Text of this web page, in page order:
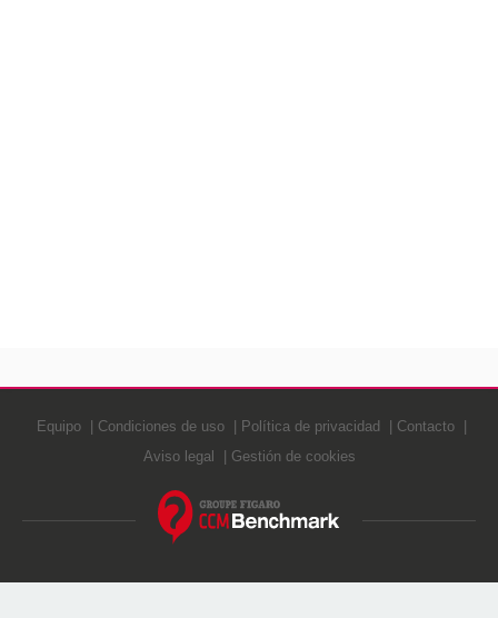
Equipo Condiciones de uso Política de privacidad
Contacto
Aviso legal
Gestión de cookies